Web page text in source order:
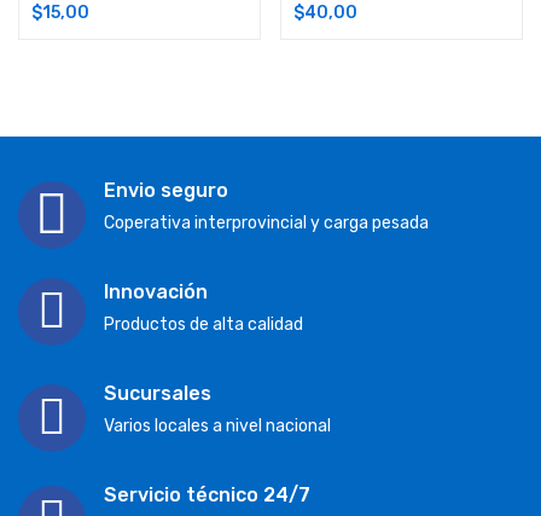
$15,00
$40,00
Envio seguro
Coperativa interprovincial y carga pesada
Innovación
Productos de alta calidad
Sucursales
Varios locales a nivel nacional
Servicio técnico 24/7